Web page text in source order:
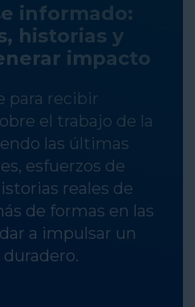
informado:
historias y
impacto
para recibir
el trabajo de la
las últimas
esfuerzos de
reales de
de formas en las
a impulsar un